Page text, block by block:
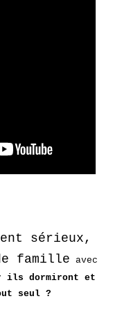
sérieux,
famille avec
ils dormiront et
seul ?